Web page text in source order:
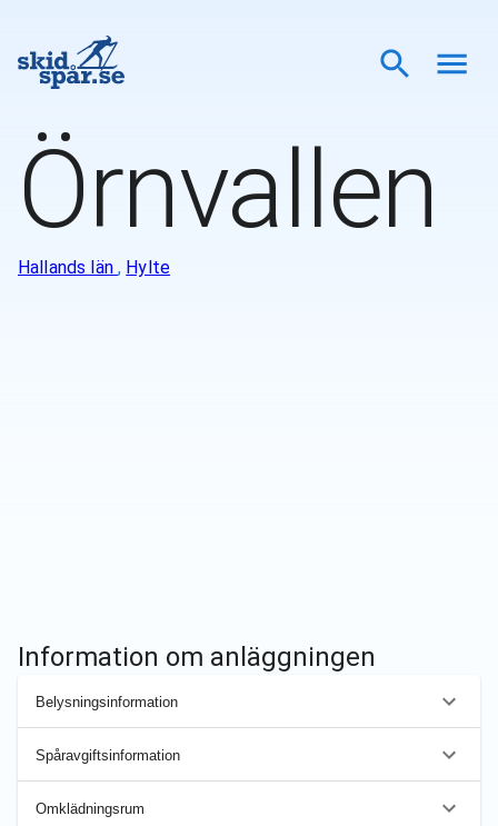
Örnvallen
Hallands län , Hylte
Information om anläggningen
Belysningsinformation
Spåravgiftsinformation
Omklädningsrum